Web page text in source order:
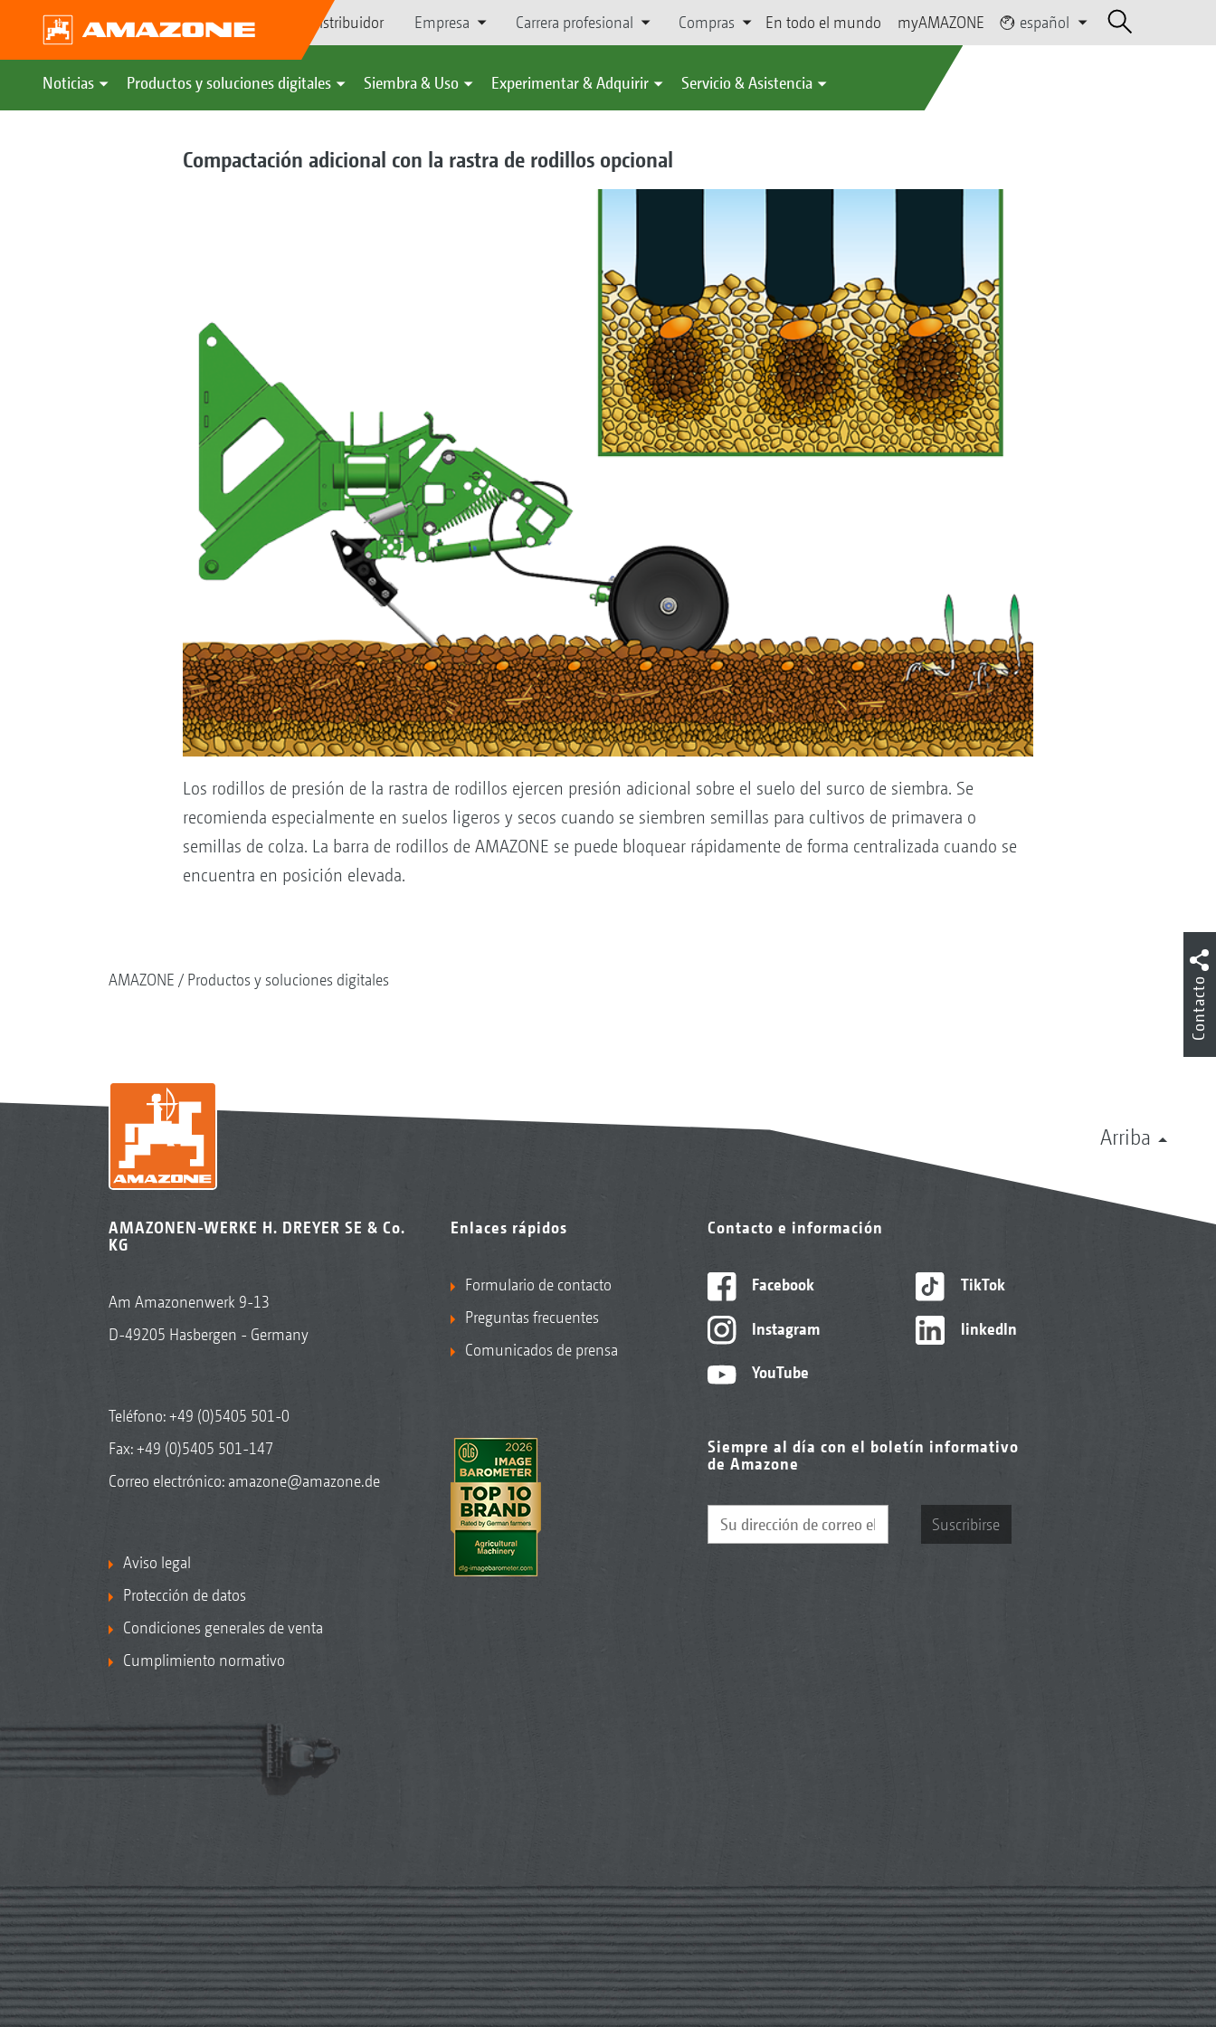
Búsqueda de distribuidor Empresa Carrera profesional Compras En todo el mundo myAMAZONE español
Noticias Productos y soluciones digitales Siembra & Uso Experimentar & Adquirir Servicio & Asistencia
Compactación adicional con la rastra de rodillos opcional
Los rodillos de presión de la rastra de rodillos ejercen presión adicional sobre el suelo del surco de siembra. Se
recomienda especialmente en suelos ligeros y secos cuando se siembren semillas para cultivos de primavera o
semillas de colza. La barra de rodillos de AMAZONE se puede bloquear rápidamente de forma centralizada cuando se
encuentra en posición elevada.
AMAZONE Productos y soluciones digitales
Arriba
AMAZONEN-WERKE H. DREYER SE & Co.
KG
Am Amazonenwerk 9-13
D-49205 Hasbergen - Germany
Teléfono:+49 (0)5405 501-0
Fax: +49 (0)5405 501-147
Correo electrónico: amazone@amazone.de
Aviso legal
Protección de datos
Condiciones generales de venta
Cumplimiento normativo
Enlaces rápidos
Formulario de contacto
Preguntas frecuentes
Comunicados de prensa
Contacto e información
Facebook
Instagram
YouTube
TikTok
linkedIn
Siempre al día con el boletín informativo
de Amazone
Suscribirse
Contacto